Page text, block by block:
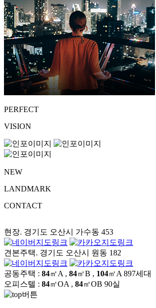
PERFECT
VISION
NEW
LANDMARK
CONTACT
현장. 경기도 오산시 가수동 453
견본주택. 경기도 오산시 원동 182
공동주택 : 84㎡A , 84㎡B , 104㎡A897세대
오피스텔 : 84㎡OA , 84㎡OB 90실